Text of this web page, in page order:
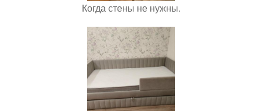
Когда стены не нужны.